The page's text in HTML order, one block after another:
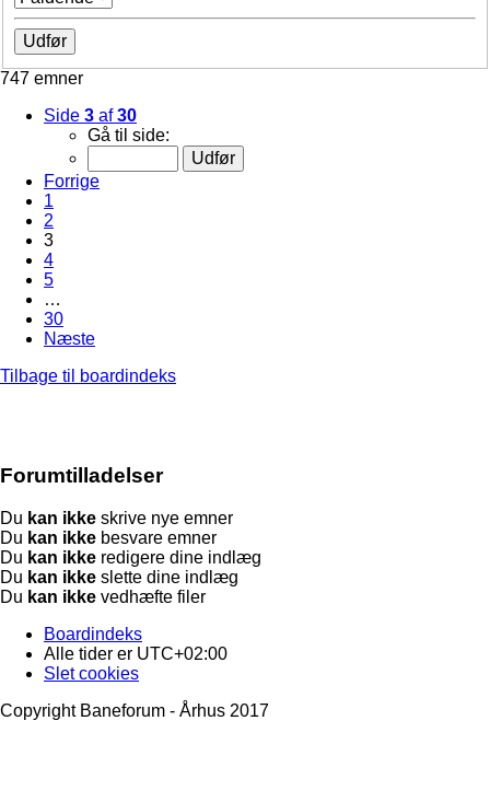
747 emner
Side 3 af30
Gå til side:
Forrige
1
2
3
4
5
…
30
Næste
Tilbage til boardindeks
Forumtilladelser
Du kan ikke skrive nye emner
Du kan ikke besvare emner
Du kan ikke redigere dine indlæg
Du kan ikke slette dine indlæg
Du kan ikke vedhæfte filer
Boardindeks
Alle tider er UTC+02:00
Slet cookies
Copyright Baneforum - Århus 2017